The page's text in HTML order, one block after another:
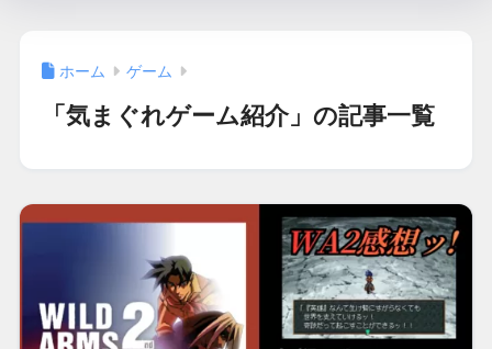
ホーム ゲーム
「気まぐれゲーム紹介」の記事一覧